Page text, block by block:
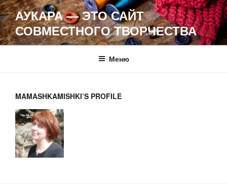
Перейти
к
содержимому
АУКАРА — ЭТО САЙТ
СОВМЕСТНОГО ТВОРЧЕСТВА
Меню
MAMASHKAMISHKI’S PROFILE